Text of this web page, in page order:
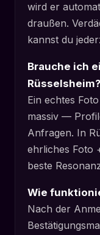
wird er
draußen.
kannst du
Brauche ich
Rüsselsheim?
Ein echtes
massiv —
Anfragen. In
ehrliches Foto
beste
Wie
Nach der